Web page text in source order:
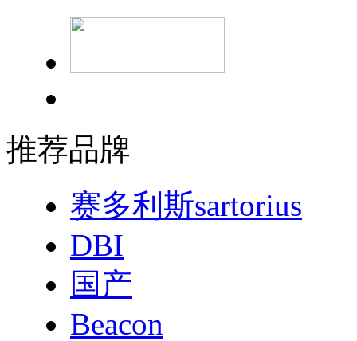
推荐品牌
赛多利斯sartorius
DBI
国产
Beacon